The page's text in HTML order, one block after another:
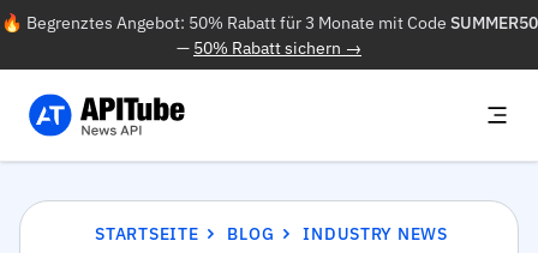
🔥 Begrenztes Angebot: 50% Rabatt für 3 Monate mit Code SUMMER50
— 50% Rabatt sichern →
STARTSEITE BLOG INDUSTRY NEWS